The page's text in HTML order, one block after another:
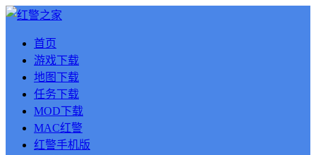
首页
游戏下载
地图下载
任务下载
MOD下载
MAC红警
红警手机版